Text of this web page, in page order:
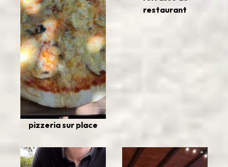
pizzeria sur place
restaurant